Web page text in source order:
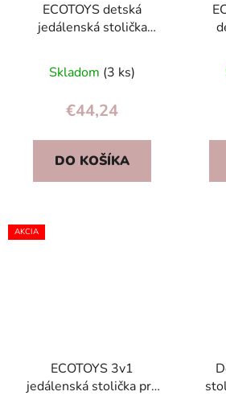
ECOTOYS detská
jedálenská stolička
hračkami, nastaviteľná
tácka
Skladom (3 ks)
€44,24
DO KOŠÍKA
AKCIA
ECOTOYS 3v1
jedálenská stolička pre